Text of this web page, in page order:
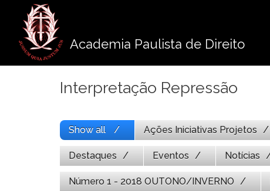
conteúdo
Academia Paulista de Direito
Interpretação Repressão
Show all Ações Iniciativas Projetos
Destaques Eventos Notícias
Número 1 - 2018 OUTONO/INVERNO